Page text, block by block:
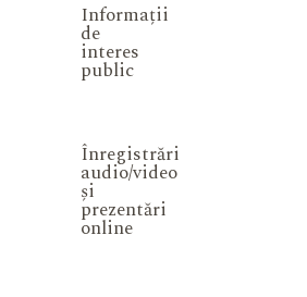
Informații
de
interes
public
Înregistrări
audio/video
și
prezentări
online